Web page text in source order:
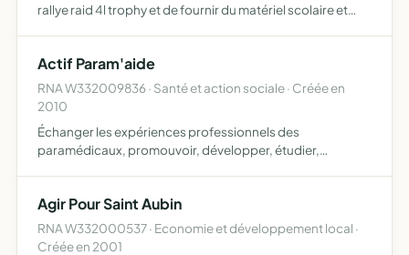
rallye raid 4l trophy et de fournir du matériel scolaire et
Actif Param'aide
RNA W332009836 · Santé et action sociale · Créée en
2010
Échanger les expériences professionnels des
paramédicaux, promouvoir, développer, étudier,
sciences humain…
Agir Pour Saint Aubin
RNA W332000537 · Economie et développement local ·
Créée en 2001